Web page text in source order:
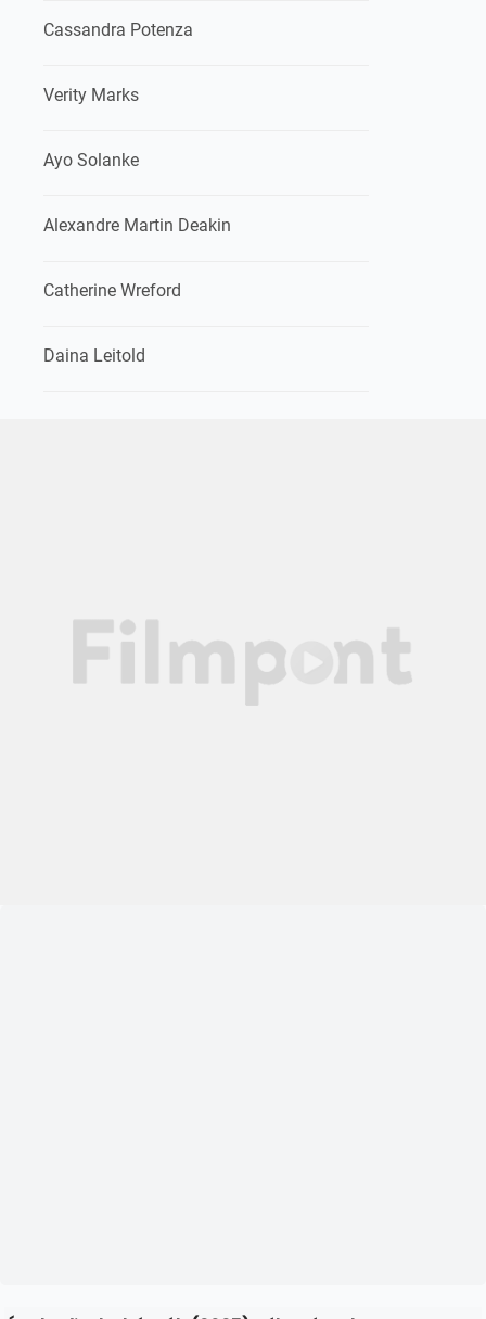
Cassandra Potenza
Verity Marks
Ayo Solanke
Alexandre Martin Deakin
Catherine Wreford
Daina Leitold